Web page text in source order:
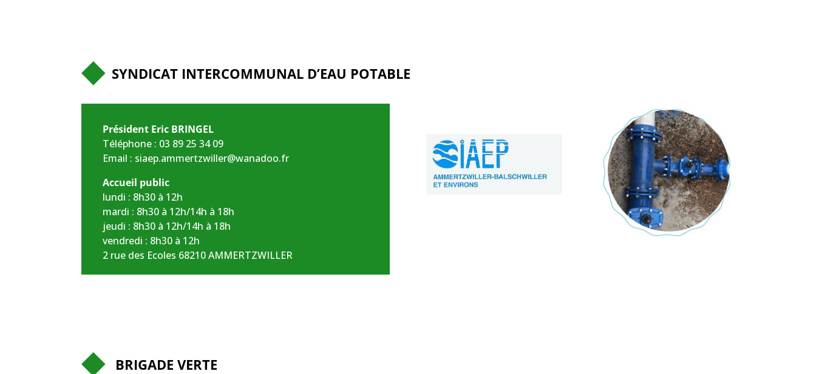
SYNDICAT INTERCOMMUNAL D’EAU POTABLE
Président Eric BRINGEL
Téléphone : 03 89 25 34 09
Email : siaep.ammertzwiller@wanadoo.fr
Accueil public
lundi : 8h30 à 12h
mardi : 8h30 à 12h/14h à 18h
jeudi : 8h30 à 12h/14h à 18h
vendredi : 8h30 à 12h
2 rue des Ecoles 68210 AMMERTZWILLER
BRIGADE VERTE